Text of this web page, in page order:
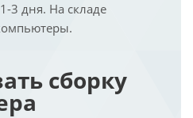
3 дня. На складе
сборку